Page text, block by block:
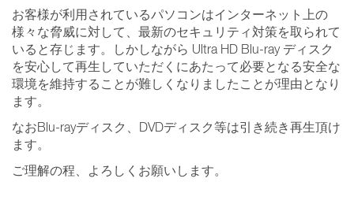
お客様が利用されているパソコンはインターネット上の
様々な脅威に対して、最新のセキュリティ対策を取られて
いると存じます。しかしながら Ultra HD Blu-ray ディスク
を安心して再生していただくにあたって必要となる安全な
環境を維持することが難しくなりましたことが理由となり
ます。
なおBlu-rayディスク、DVDディスク等は引き続き再生頂け
ます。
ご理解の程、よろしくお願いします。